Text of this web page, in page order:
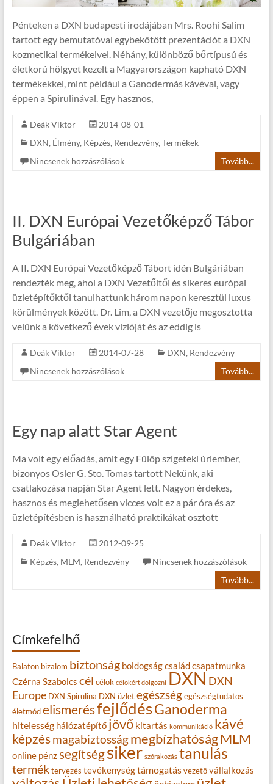
Pénteken a DXN budapesti irodájában Mrs. Roohi Salim
tartott egy bemutatóval egybekötött prezentációt a DXN
kozmetikai termékeivel. Néhány, különböző bőrtípusú és
életkorú hölgyet kezelt a Magyarországon kapható DXN
termékekkel, mint például a Ganodermás kávéval, vagy
éppen a Spirulinával. Egy hasznos,
Deák Viktor
2014-08-01
DXN, Élmény, Képzés, Rendezvény, Termékek
Nincsenek hozzászólások
Tovább...
II. DXN Európai Vezetőképző Tábor
Bulgáriában
A II. DXN Európai Vezetőképző Tábort idén Bulgáriában
rendezték meg, ahol a DXN Vezetőitől és sikeres európai
üzletépítőktől tanulhattunk három napon keresztül luxus
körülmények között. Dr. Lim, a DXN vezetője megosztotta
velünk a következő évek vízióját és az eddig is
Deák Viktor 2014-07-28 DXN, Rendezvény
Nincsenek hozzászólások
Tovább...
Egy nap alatt Star Agent
Ma volt egy előadás, amit egy Fülöp szigeteki úriember,
bizonyos Osler G. Sto. Tomas tartott Nekünk, aki
csatlakozása napján Star Agent lett. Nagyon érdekes,
hasznos és meglehetősen vicces volt ez a pár óra és az
üzletépítésben is használható praktikákat osztott
Deák Viktor
2012-09-25
Képzés, MLM, Rendezvény
Nincsenek hozzászólások
Tovább...
Címkefelhő
Balaton bizalom biztonság boldogságcsaládcsapatmunka
Czérna Szabolcs cél célok célokért dolgozni DXNDXN
Europe DXN Spirulina DXN üzlet egészség egészségtudatos
életmód elismerésfejlődésGanoderma
hitelesség hálózatépítő jövő kitartás kommunikáció kávé
képzésmagabiztosságmegbízhatóságMLM
online pénz segítségsiker szórakozás tanulás
termék tervezés tevékenységtámogatás vezető vállalkozás